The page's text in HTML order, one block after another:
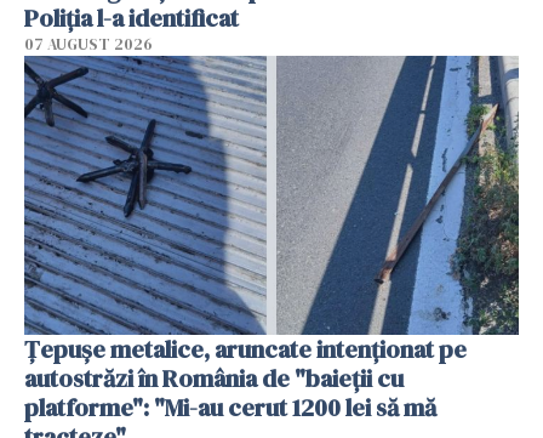
Poliția l-a identificat
07 AUGUST 2026
Țepușe metalice, aruncate intenționat pe
autostrăzi în România de "baieții cu
platforme": "Mi-au cerut 1200 lei să mă